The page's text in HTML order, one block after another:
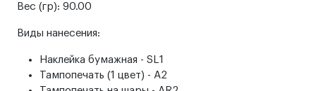
Вес (гр): 90.00
Виды нанесения:
Наклейка бумажная - SL1
Тампопечать (1 цвет) - A2